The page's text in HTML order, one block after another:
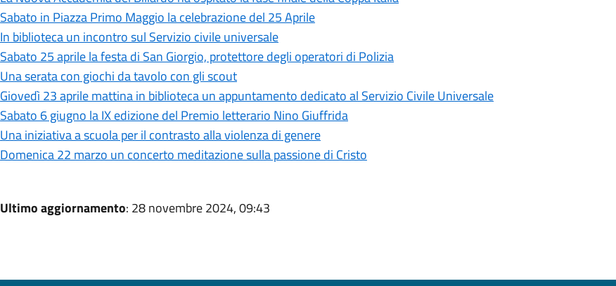
Sabato in Piazza Primo Maggio la celebrazione del 25 Aprile
In biblioteca un incontro sul Servizio civile universale
Sabato 25 aprile la festa di San Giorgio, protettore degli operatori di Polizia
Una serata con giochi da tavolo con gli scout
Giovedì 23 aprile mattina in biblioteca un appuntamento dedicato al Servizio Civile Universale
Sabato 6 giugno la IX edizione del Premio letterario Nino Giuffrida
Una iniziativa a scuola per il contrasto alla violenza di genere
Domenica 22 marzo un concerto meditazione sulla passione di Cristo
Ultimo aggiornamento: 28 novembre 2024, 09:43